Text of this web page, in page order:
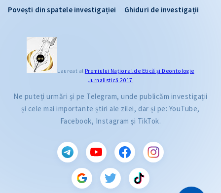
Povești din spatele investigației
Ghiduri de investigații
Laureat al Premiului Naţional de Etică și Deontologie
Jurnalistică 2017
Ne puteți urmări și pe Telegram, unde publicăm investigații
și cele mai importante știri ale zilei, dar și pe: YouTube,
Facebook, Instagram și TikTok.